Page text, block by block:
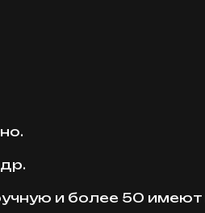
и более 50